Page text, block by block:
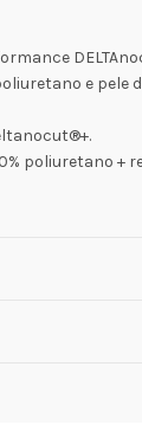
e pele
poliuretano +